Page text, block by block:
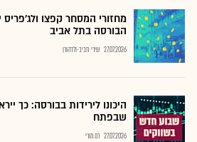
מחזורי המסחר קפצו
הבורסה בתל אביב
27.07.2026 שירי חביב-ולדהורן
היכונו לירידות בבורסה: כך
שבפתח
27.07.2026 רם מורי